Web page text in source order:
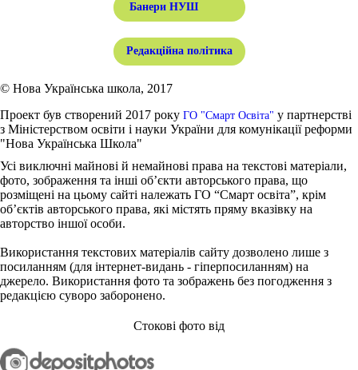
Банери НУШ
Редакційна політика
© Нова Українська школа, 2017
Проект був створений 2017 року ГО "Смарт Освіта" у партнерстві
з Міністерством освіти і науки України для комунікації реформи
"Нова Українська Школа"
Усі виключні майнові й немайнові права на текстові матеріали,
фото, зображення та інші об’єкти авторського права, що
розміщені на цьому сайті належать ГО “Смарт освіта”, крім
об’єктів авторського права, які містять пряму вказівку на
авторство іншої особи.
Використання текстових матеріалів сайту дозволено лише з
посиланням (для інтернет-видань - гіперпосиланням) на
джерело. Використання фото та зображень без погодження з
редакцією суворо заборонено.
Стокові фото від